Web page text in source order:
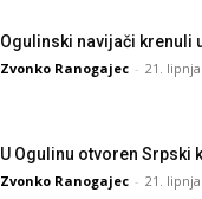
Ogulinski navijači krenuli
Zvonko Ranogajec - 21. lipnja
U Ogulinu otvoren Srpski
Zvonko Ranogajec - 21. lipnja